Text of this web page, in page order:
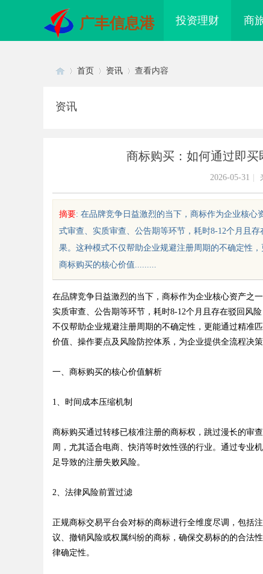
广丰信息港 投资理财 商
sc
首页 资讯 查看内容
资讯
商标购买：如何通过即买
2026-05-31
摘要: 在品牌竞争日益激烈的当下，商标作为企业核
式审查、实质审查、公告期等环节，耗时8-12个月且
果。这种模式不仅帮助企业规避注册周期的不确定性
商标购买的核心价值.........
在品牌竞争日益激烈的当下，商标作为企业核心资产之
实质审查、公告期等环节，耗时8-12个月且存在驳回风
不仅帮助企业规避注册周期的不确定性，更能通过精准
价值、操作要点及风险防控体系，为企业提供全流程决策
一、商标购买的核心价值解析
1、时间成本压缩机制
商标购买通过转移已核准注册的商标权，跳过漫长的审
周，尤其适合电商、快消等时效性强的行业。通过专业
足导致的注册失败风险。
2、法律风险前置过滤
正规商标交易平台会对标的商标进行全维度尽调，包括
议、撤销风险或权属纠纷的商标，确保交易标的的合法
律确定性。
AC 国际医疗实验室，标准化研